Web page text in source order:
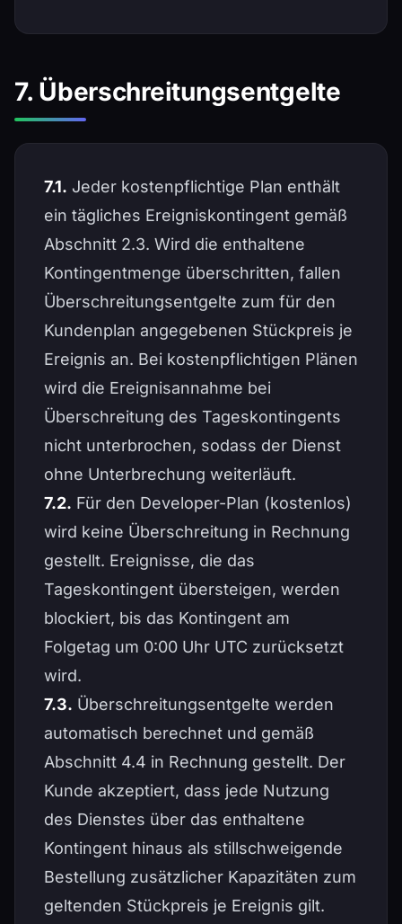
7. Überschreitungsentgelte
7.1. Jeder kostenpflichtige Plan enthält
ein tägliches Ereigniskontingent gemäß
Abschnitt 2.3. Wird die enthaltene
Kontingentmenge überschritten, fallen
Überschreitungsentgelte zum für den
Kundenplan angegebenen Stückpreis je
Ereignis an. Bei kostenpflichtigen Plänen
wird die Ereignisannahme bei
Überschreitung des Tageskontingents
nicht unterbrochen, sodass der Dienst
ohne Unterbrechung weiterläuft.
7.2. Für den Developer-Plan (kostenlos)
wird keine Überschreitung in Rechnung
gestellt. Ereignisse, die das
Tageskontingent übersteigen, werden
blockiert, bis das Kontingent am
Folgetag um 0:00 Uhr UTC zurücksetzt
wird.
7.3. Überschreitungsentgelte werden
automatisch berechnet und gemäß
Abschnitt 4.4 in Rechnung gestellt. Der
Kunde akzeptiert, dass jede Nutzung
des Dienstes über das enthaltene
Kontingent hinaus als stillschweigende
Bestellung zusätzlicher Kapazitäten zum
geltenden Stückpreis je Ereignis gilt.